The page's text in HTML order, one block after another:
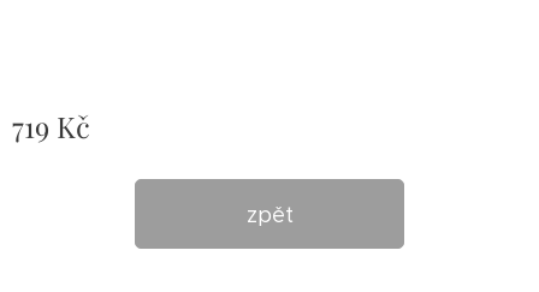
719 Kč
zpět